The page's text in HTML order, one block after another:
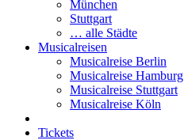
München
Stuttgart
… alle Städte
Musicalreisen
Musicalreise Berlin
Musicalreise Hamburg
Musicalreise Stuttgart
Musicalreise Köln
Tickets